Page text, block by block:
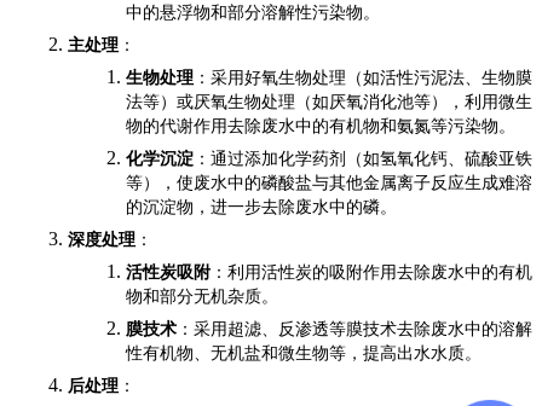
中的悬浮物和部分溶解性污染物。
主处理 ：
生物处理 ：采用好氧生物处理（如活性污泥法、生物膜
法等）或厌氧生物处理（如厌氧消化池等），利用微生
物的代谢作用去除废水中的有机物和氨氮等污染物。
化学沉淀 ：通过添加化学药剂（如氢氧化钙、硫酸亚铁
等），使废水中的磷酸盐与其他金属离子反应生成难溶
的沉淀物，进一步去除废水中的磷。
深度处理 ：
活性炭吸附 ：利用活性炭的吸附作用去除废水中的有机
物和部分无机杂质。
膜技术 ：采用超滤、反渗透等膜技术去除废水中的溶解
性有机物、无机盐和微生物等，提高出水水质。
后处理 ：